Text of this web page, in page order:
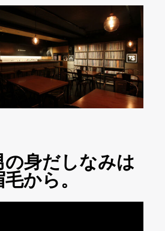
の身だしなみは
毛から。